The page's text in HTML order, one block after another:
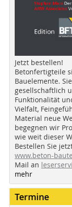
Jetzt bestellen!
Betonfertigteile
Bauelemente.
gesellschaftlich
Funktionalität
Vielfalt,
Material neue
begegnen wir
wie weit dieser
Bestellen Sie
www.beton-
Mail an
mehr
Termine